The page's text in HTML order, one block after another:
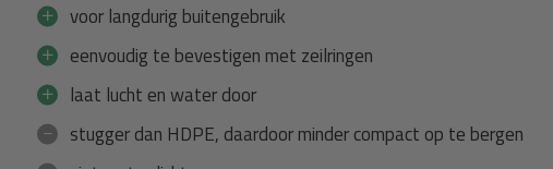
voor langdurig buitengebruik
eenvoudig te bevestigen met zeilringen
laat lucht en water door
stugger dan HDPE, daardoor minder compact op te bergen
+
62,59
Gaasdoek + 25m elastisch koord
koord 8mm zwart - 25 meter
Normaal: